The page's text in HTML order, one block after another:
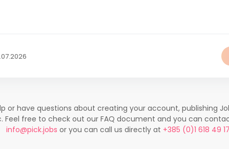
or have questions about creating your account, publishing
Feel free to check out our FAQ document and you can
info@pick.jobs or you can call us directly at +385 (0)1 618 49 17